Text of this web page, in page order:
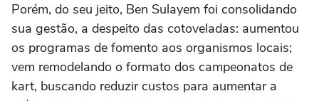
Porém, do seu jeito, Ben Sulayem foi consolidando
sua gestão, a despeito das cotoveladas: aumentou
os programas de fomento aos organismos locais;
vem remodelando o formato dos campeonatos de
kart, buscando reduzir custos para aumentar a